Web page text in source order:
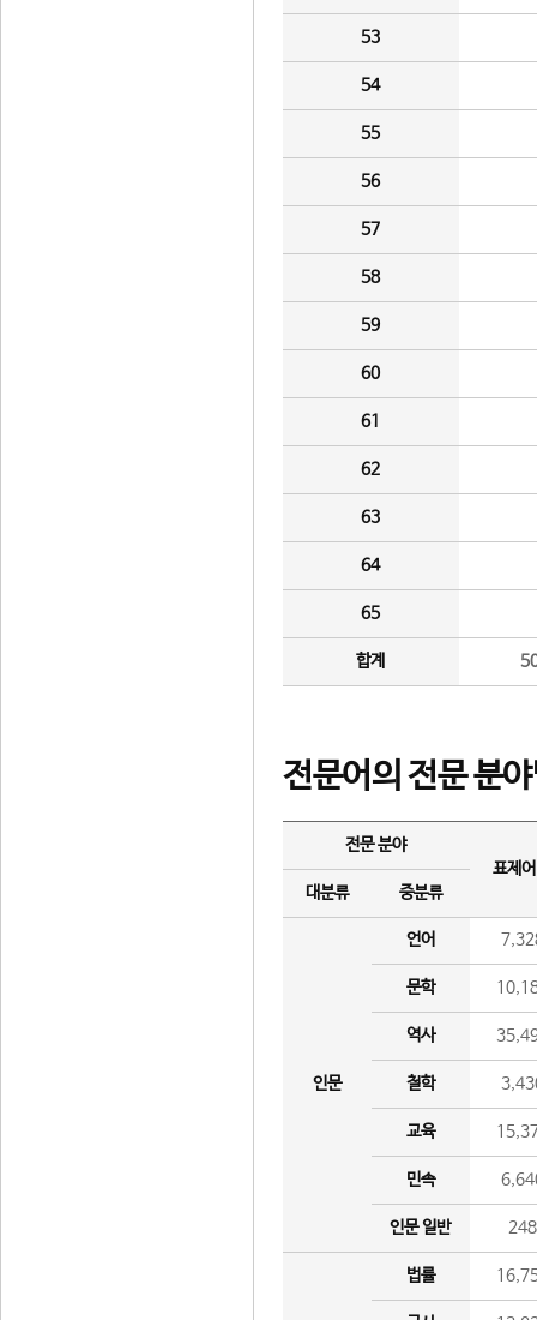
53
54
55
56
57
58
59
60
61
62
63
64
65
합계
전문어의 전문 분
전문 분야
표제
대분류
중분류
인문
언어
문학
역사
철학
교육
민속
인문 일반 248
법률